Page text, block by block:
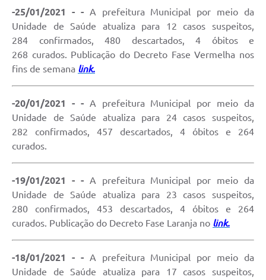
-25/01/2021 - - A prefeitura Municipal por meio da
Unidade de Saúde atualiza para 12 casos suspeitos,
284 confirmados, 480 descartados, 4 óbitos e
268 curados. Publicação do Decreto Fase Vermelha nos
fins de semana link.
-20/01/2021 - - A prefeitura Municipal por meio da
Unidade de Saúde atualiza para 24 casos suspeitos,
282 confirmados, 457 descartados, 4 óbitos e 264
curados.
-19/01/2021 - - A prefeitura Municipal por meio da
Unidade de Saúde atualiza para 23 casos suspeitos,
280 confirmados, 453 descartados, 4 óbitos e 264
curados. Publicação do Decreto Fase Laranja no link.
-18/01/2021 - - A prefeitura Municipal por meio da
Unidade de Saúde atualiza para 17 casos suspeitos,